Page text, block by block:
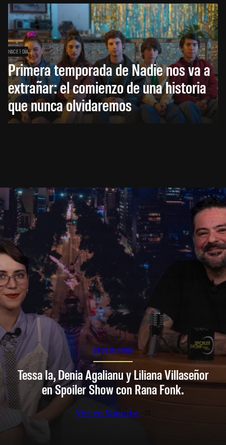
HACE 1 DÍA
Primera temporada de Nadie nos va a
extrañar: el comienzo de una historia
que nunca olvidaremos
SPOILER SHOW
Tessa Ia, Denia Agalianu y Liliana Villaseñor
en Spoiler Show con Rana Fonk.
Ver en Youtube